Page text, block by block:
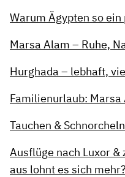
Warum Ägypten so
Marsa Alam – Ruhe,
Hurghada – lebhaft,
Familienurlaub:
Tauchen &
Ausflüge nach Luxor
aus lohnt es sich mehr?